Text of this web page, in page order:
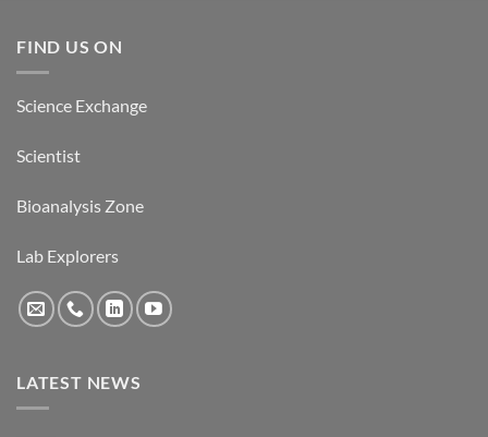
FIND US ON
Science Exchange
Scientist
Bioanalysis Zone
Lab Explorers
LATEST NEWS